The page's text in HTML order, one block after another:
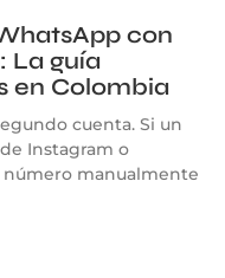
con
La guía
en Colombia
cuenta. Si un
Instagram o
manualmente